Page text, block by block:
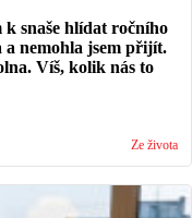
k snaše hlídat ročního
a nemohla jsem přijít.
Víš, kolik nás to
Ze života